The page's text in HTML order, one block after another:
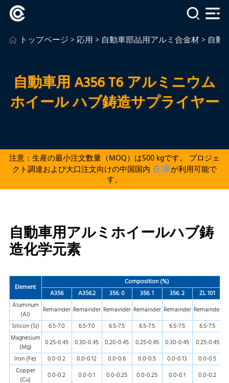
トップページ>応用> 自動車部品用アルミ合金材> 自動
自動車用 A356 T6 アルミニウム
ホイール ハブ鋳造サプライヤー
注意：生産の最小注文数量（MOQ）は500 kgです。 プロジェ
クト調達および大口注文向けの中国国内 在庫が利用可能で
す。
自動車用アルミホイールハブ鋳
造化学元素
Element
Composition (%)
A356
A356.2 356. 0 356. 1 356. 2 ZL 101
Aluminum
(Al)
Remainder Remainder Remainder Remainder Remainder Remainder
Silicon (Si)
6.5-7.0 6.5-7.0 6.5-7.5 6.5-7.5 6.5-7.5
6.5-7.5
Magnesium
(Mg)
0.25-0.45 0.30-0.45 0.20-0.45 0.25-0.45 0.30-0.45 0.25-0.45
Iron (Fe)
0.0-0.2 0.0-0.12 0.0-0.6 0.0-0.5 0.0-0.13 0.0-0.5
Copper
(Cu)
0.0-0.2 0.0-0.1 0.0-0.25 0.0-0.25 0.0-0.1
0.0-0.2